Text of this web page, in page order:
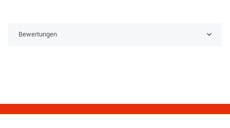
Bewertungen